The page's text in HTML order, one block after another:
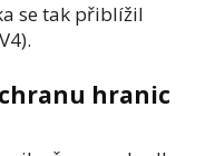
se tak přiblížil
hranic